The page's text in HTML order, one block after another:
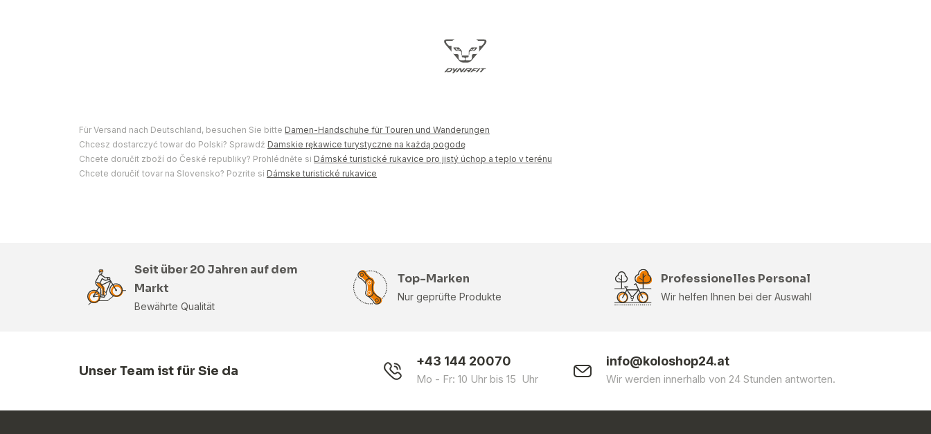
Für Versand nach Deutschland, besuchen Sie bitte Damen-Handschuhe für Touren und Wanderungen
Chcesz dostarczyć towar do Polski? Sprawdź Damskie rękawice turystyczne na każdą pogodę
Chcete doručit zboží do České republiky? Prohlédněte si Dámské turistické rukavice pro jistý úchop a teplo v terénu
Chcete doručiť tovar na Slovensko? Pozrite si Dámske turistické rukavice
Seit über 20 Jahren auf dem
Markt
Bewährte Qualität
Top-Marken
Nur geprüfte Produkte
Professionelles Personal
Wir helfen Ihnen bei der Auswahl
Unser Team ist für Sie da
+43 144 20070
Mo - Fr: 10 Uhr bis 15 Uhr
info@koloshop24.at
Wir werden innerhalb von 24 Stunden antworten.